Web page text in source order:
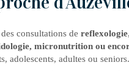
consultations de reflexologie,
micronutrition ou
adolescents, adultes ou seniors.